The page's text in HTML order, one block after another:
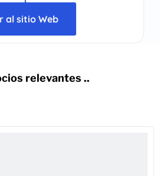
al sitio Web
relevantes ..